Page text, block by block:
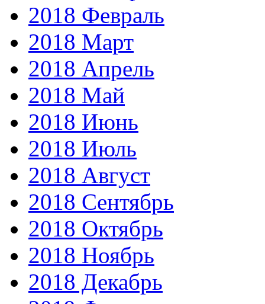
2018 Февраль
2018 Март
2018 Апрель
2018 Май
2018 Июнь
2018 Июль
2018 Август
2018 Сентябрь
2018 Октябрь
2018 Ноябрь
2018 Декабрь